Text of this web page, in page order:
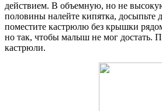
действием. В объемную, но не
половины налейте кипятка, досыпьте
поместите кастрюлю без крышки
но так, чтобы малыш не мог достать.
кастрюли.